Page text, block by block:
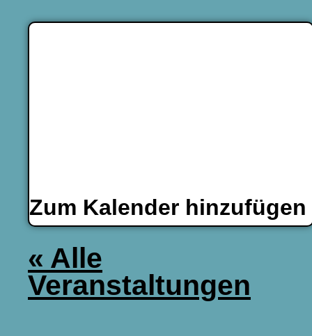
Zum Kalender hinzufügen
« Alle
Veranstaltungen